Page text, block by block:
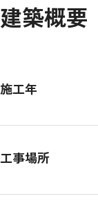
建築概要
施工年
工事場所